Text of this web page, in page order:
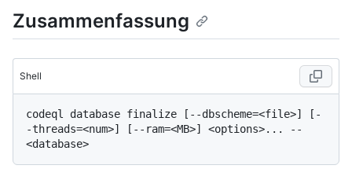
Zusammenfassung
Shell
codeql database finalize [--dbscheme=<file>] [-
-threads=<num>] [--ram=<MB>] <options>... --